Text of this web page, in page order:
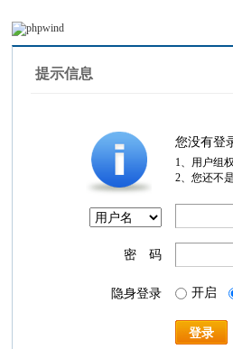
提示信息
您没有登
1、用户组
2、您还不
密 码
隐身登录 开启
登录